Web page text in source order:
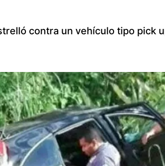
contra un vehículo tipo pick